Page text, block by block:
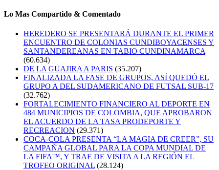
Lo Mas Compartido & Comentado
HEREDERO SE PRESENTARÁ DURANTE EL PRIMER
ENCUENTRO DE COLONIAS CUNDIBOYACENSES Y
SANTANDEREANAS EN TABIO CUNDINAMARCA
(60.634)
DE LA GUAJIRA A PARIS (35.207)
FINALIZADA LA FASE DE GRUPOS, ASÍ QUEDÓ EL
GRUPO A DEL SUDAMERICANO DE FUTSAL SUB-17
(32.762)
FORTALECIMIENTO FINANCIERO AL DEPORTE EN
484 MUNICIPIOS DE COLOMBIA, QUE APROBARON
EL ACUERDO DE LA TASA PRODEPORTE Y
RECREACION (29.371)
COCA-COLA PRESENTA “LA MAGIA DE CREER”, SU
CAMPAÑA GLOBAL PARA LA COPA MUNDIAL DE
LA FIFA™, Y TRAE DE VISITA A LA REGIÓN EL
TROFEO ORIGINAL (28.124)